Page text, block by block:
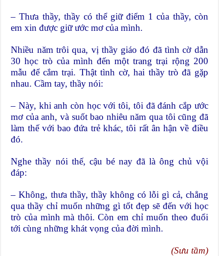
– Thưa thầy, thầy có thể giữ điểm 1 của thầy, còn
em xin được giữ ước mơ của mình.
Nhiều năm trôi qua, vị thầy giáo đó đã tình cờ dẫn
30 học trò của mình đến một trang trại rộng 200
mẫu để cắm trại. Thật tình cờ, hai thầy trò đã gặp
nhau. Cầm tay, thầy nói:
– Này, khi anh còn học với tôi, tôi đã đánh cắp ước
mơ của anh, và suốt bao nhiêu năm qua tôi cũng đã
làm thế với bao đứa trẻ khác, tôi rất ân hận về điều
đó.
Nghe thầy nói thế, cậu bé nay đã là ông chủ vội
đáp:
– Không, thưa thầy, thầy không có lỗi gì cả, chẳng
qua thầy chỉ muốn những gì tốt đẹp sẽ đến với học
trò của mình mà thôi. Còn em chỉ muốn theo đuổi
tới cùng những khát vọng của đời mình.
(Sưu tầm)